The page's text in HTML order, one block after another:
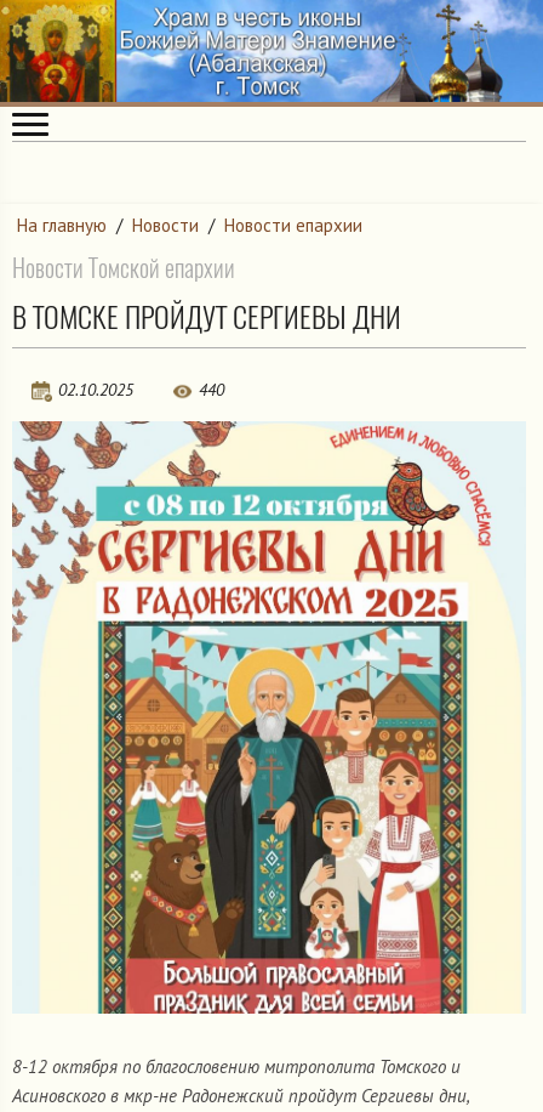
На главную / Новости / Новости епархии
Новости Томской епархии
В ТОМСКЕ ПРОЙДУТ СЕРГИЕВЫ ДНИ
02.10.2025 440
8-12 октября по благословению митрополита Томского и
Асиновского в мкр-не Радонежский пройдут Сергиевы дни,